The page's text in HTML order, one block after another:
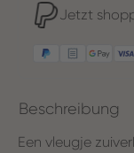
Jetzt
Beschreibung
Een vleugje